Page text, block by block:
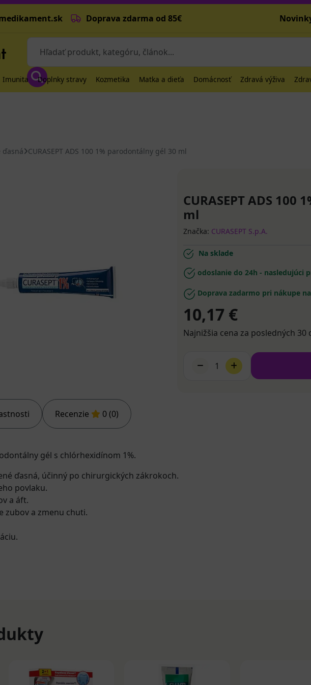
Doprava zdarma od 85€
Imunita Doplnky stravy Kozmetika Matka a dieťa Domácnosť Zdravá výživa
ďasná CURASEPT ADS 100 1% parodontálny gél 30 ml
Recenzie 0 (0)
CURASEPT ADS
ml
Značka: CURASEPT S.p.A.
Na sklade
odoslanie do 24h - nasledujúci
Doprava zadarmo pri nákupe
10,17 €
Najnižšia cena za posledných 30
1
gél s chlórhexidínom 1%.
ďasná, účinný po chirurgických zákrokoch.
povlaku.
a áft.
zubov a zmenu chuti.